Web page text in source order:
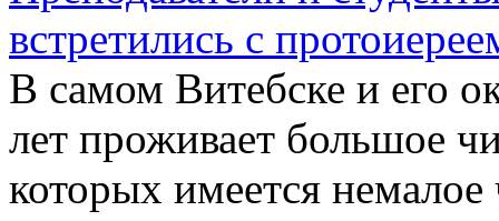
встретились с
В самом Витебске и его
лет проживает большое
которых имеется